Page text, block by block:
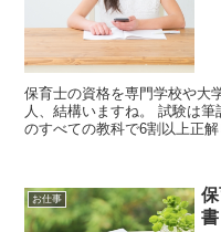
保育士の資格を専門学校や大学
人、結構いますね。 試験は筆記だけで8教科もあります。 そしてそ
のすべての教科で6割以上正解しな
お仕事